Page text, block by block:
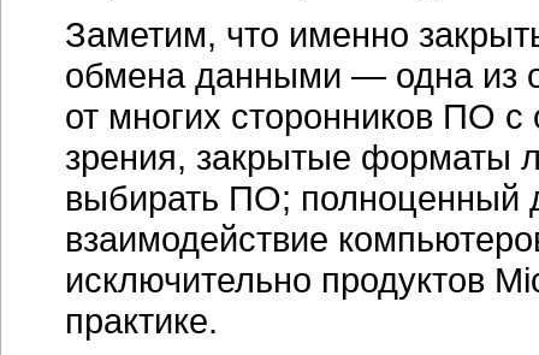
Заметим, что именно
обмена данными — одна из
от многих сторонников ПО
зрения, закрытые форматы
выбирать ПО; полноценный
взаимодействие
исключительно продуктов
практике.